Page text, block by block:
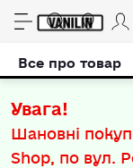
Увага!
Шановні
Shop, по вул.
Все про товар